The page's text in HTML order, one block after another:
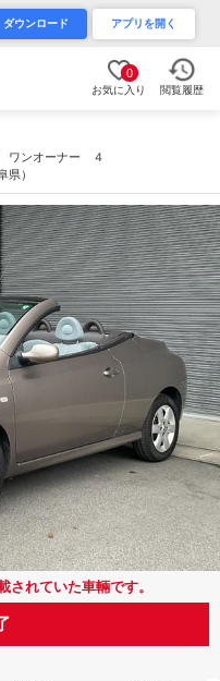
ダウンロード アプリを開く
0
お気に入り 閲覧履歴
ワンオーナー ４
）
されていた車輛です。